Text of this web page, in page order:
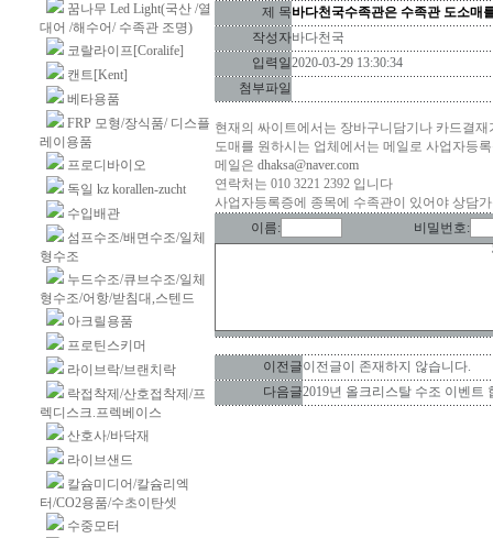
꿈나무 Led Light(국산 /열
대어 /해수어/ 수족관 조명)
코랄라이프[Coralife]
캔트[Kent]
베타용품
FRP 모형/장식품/ 디스플
레이용품
프로디바이오
독일 kz korallen-zucht
수입배관
섬프수조/배면수조/일체
형수조
누드수조/큐브수조/일체
형수조/어항/받침대,스텐드
아크릴용품
프로틴스키머
라이브락/브랜치락
락접착제/산호접착제/프
렉디스크.프렉베이스
산호사/바닥재
라이브샌드
칼슘미디어/칼슘리엑
터/CO2용품/수초이탄셋
수중모터
제 목바다천국수족관은 수족관 도소매
작성자바다천국
입력일 2020-03-29 13:30:34
첨부파일
현재의 싸이트에서는 장바구니담기나 카드결재
도매를 원하시는 업체에서는 메일로 사업자등
메일은 dhaksa@naver.com
연락처는 010 3221 2392 입니다
사업자등록증에 종목에 수족관이 있어야 상담
이름:
비밀번호:
이전글이전글이 존재하지 않습니다.
다음글2019년 올크리스탈 수조 이벤트